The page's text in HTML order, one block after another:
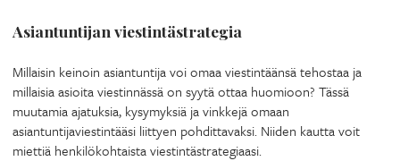
Asiantuntijan viestintästrategia
Millaisin keinoin asiantuntija voi omaa viestintäänsä tehostaa ja
millaisia asioita viestinnässä on syytä ottaa huomioon? Tässä
muutamia ajatuksia, kysymyksiä ja vinkkejä omaan
asiantuntijaviestintääsi liittyen pohdittavaksi. Niiden kautta voit
miettiä henkilökohtaista viestintästrategiaasi.